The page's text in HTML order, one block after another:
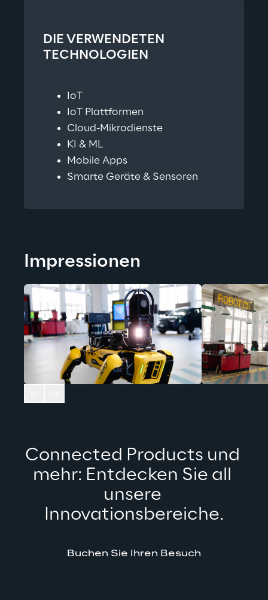
DIE VERWENDETEN
TECHNOLOGIEN
IoT
IoT Plattformen
Cloud-Mikrodienste
KI & ML
Mobile Apps
Smarte Geräte & Sensoren
Impressionen
Connected Products und
mehr: Entdecken Sie all
unsere
Innovationsbereiche.
Buchen Sie Ihren Besuch